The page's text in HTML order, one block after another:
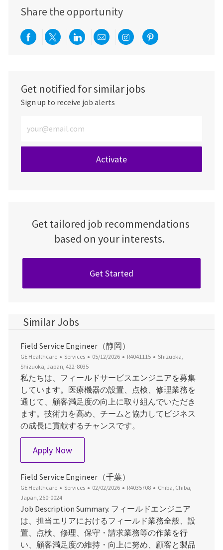
Share the opportunity
Share via Facebook
Share via twitter
Share via LinkedIn
Share via email
Share viaShare via
Get notified for similar jobs
Sign up to receive job alerts
Activate
Get tailored job recommendations
based on your interests.
Get Started
Similar Jobs
Field Service Engineer（静岡）
GE Healthcare Category
Services Posted Date
05/12/2026 Job Id
R4041115 Location
Shizuoka,
Shizuoka, Japan, 422-8035
私たちは、フィールドサービスエンジニアを募集
しています。医療機器の設置、点検、修理業務を
通じて、顧客満足度の向上に取り組んでいただき
ます。技術力を高め、チームと協力してビジネス
の成長に貢献するチャンスです。
Apply NowField Service Engineer（静岡）
Field Service Engineer（千葉）
GE Healthcare Category
Services Posted Date
02/02/2026 Job Id
R4035708 Location
Chiba, Chiba,
Japan, 260-0024
Job Description Summary. フィールドエンジニア
は、担当エリアにおけるフィールド業務全般、設
置、点検、修理、保守・請求業務等の作業を行
い、顧客満足度の維持・向上に努め、顧客と製品